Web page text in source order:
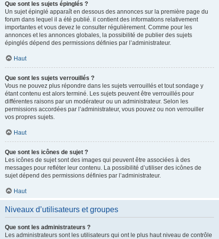
Que sont les sujets épinglés ?
Un sujet épinglé apparaît en dessous des annonces sur la première page du
forum dans lequel il a été publié. il contient des informations relativement
importantes et vous devez le consulter régulièrement. Comme pour les
annonces et les annonces globales, la possibilité de publier des sujets
épinglés dépend des permissions définies par l’administrateur.
Haut
Que sont les sujets verrouillés ?
Vous ne pouvez plus répondre dans les sujets verrouillés et tout sondage y
étant contenu est alors terminé. Les sujets peuvent être verrouillés pour
différentes raisons par un modérateur ou un administrateur. Selon les
permissions accordées par l’administrateur, vous pouvez ou non verrouiller
vos propres sujets.
Haut
Que sont les icônes de sujet ?
Les icônes de sujet sont des images qui peuvent être associées à des
messages pour refléter leur contenu. La possibilité d’utiliser des icônes de
sujet dépend des permissions définies par l’administrateur.
Haut
Niveaux d’utilisateurs et groupes
Que sont les administrateurs ?
Les administrateurs sont les utilisateurs qui ont le plus haut niveau de contrôle